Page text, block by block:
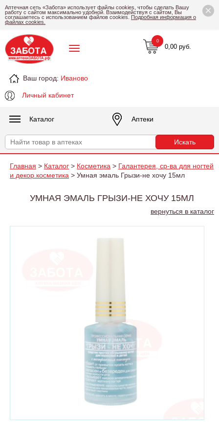
×
Аптечная сеть «Забота» использует файлы cookies, чтобы сделать Вашу
работу с сайтом максимально удобной. Взаимодействуя с сайтом, Вы
соглашаетесь с использованием файлов cookies. Подробная информация о
файлах cookies.
Ваш город: Иваново
Личный кабинет
0,00 руб.
0
Каталог Аптеки
Главная > Каталог > Косметика > Галантерея, ср-ва для ногтей
и декор.косметика > Умная эмаль Грызи-не хочу 15мл
УМНАЯ ЭМАЛЬ ГРЫЗИ-НЕ ХОЧУ 15МЛ
вернуться в каталог